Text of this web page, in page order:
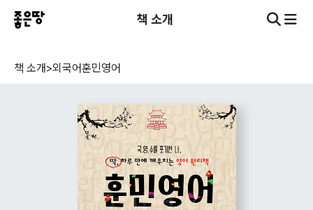
책 소개
책 소개>외국어훈민영어